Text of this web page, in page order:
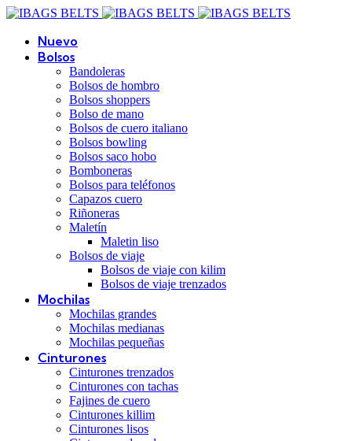
Nuevo
Bolsos
Bandoleras
Bolsos de hombro
Bolsos shoppers
Bolso de mano
Bolsos de cuero italiano
Bolsos bowling
Bolsos saco hobo
Bomboneras
Bolsos para teléfonos
Capazos cuero
Riñoneras
Maletín
Maletin liso
Bolsos de viaje
Bolsos de viaje con kilim
Bolsos de viaje trenzados
Mochilas
Mochilas grandes
Mochilas medianas
Mochilas pequeñas
Cinturones
Cinturones trenzados
Cinturones con tachas
Fajines de cuero
Cinturones killim
Cinturones lisos